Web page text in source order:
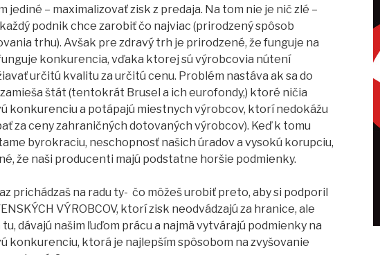
jediné – maximalizovať zisk z predaja. Na tom nie je nič zlé –
podnik chce zarobiť čo najviac (prirodzený spôsob
trhu). Avšak pre zdravý trh je prirodzené, že funguje na
konkurencia, vďaka ktorej sú výrobcovia nútení
určitú kvalitu za určitú cenu. Problém nastáva ak sa do
štát (tentokrát Brusel a ich eurofondy,) ktoré ničia
konkurenciu a potápajú miestnych výrobcov, ktorí nedokážu
za ceny zahraničných dotovaných výrobcov). Keď k tomu
byrokraciu, neschopnosť našich úradov a vysokú korupciu,
že naši producenti majú podstatne horšie podmienky.
prichádzaš na radu ty- čo môžeš urobiť preto, aby si podporil
VÝROBCOV, ktorí zisk neodvádzajú za hranice, ale
tu, dávajú našim ľuďom prácu a najmä vytvárajú podmienky na
konkurenciu, ktorá je najlepším spôsobom na zvyšovanie